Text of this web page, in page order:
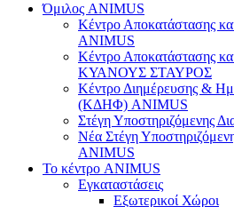
Όμιλος ANIMUS
Κέντρο Αποκατάστασης
ANIMUS
Κέντρο Αποκατάστασης
ΚΥΑΝΟΥΣ ΣΤΑΥΡΟΣ
Κέντρο Διημέρευσης &
(ΚΔΗΦ) ANIMUS
Στέγη Υποστηριζόμενης
Νέα Στέγη
ANIMUS
Το κέντρο ANIMUS
Εγκαταστάσεις
Εξωτερικοί Χώροι